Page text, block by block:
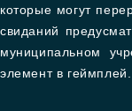
которые могут
свиданий
муниципальном
элемент в геймплей.